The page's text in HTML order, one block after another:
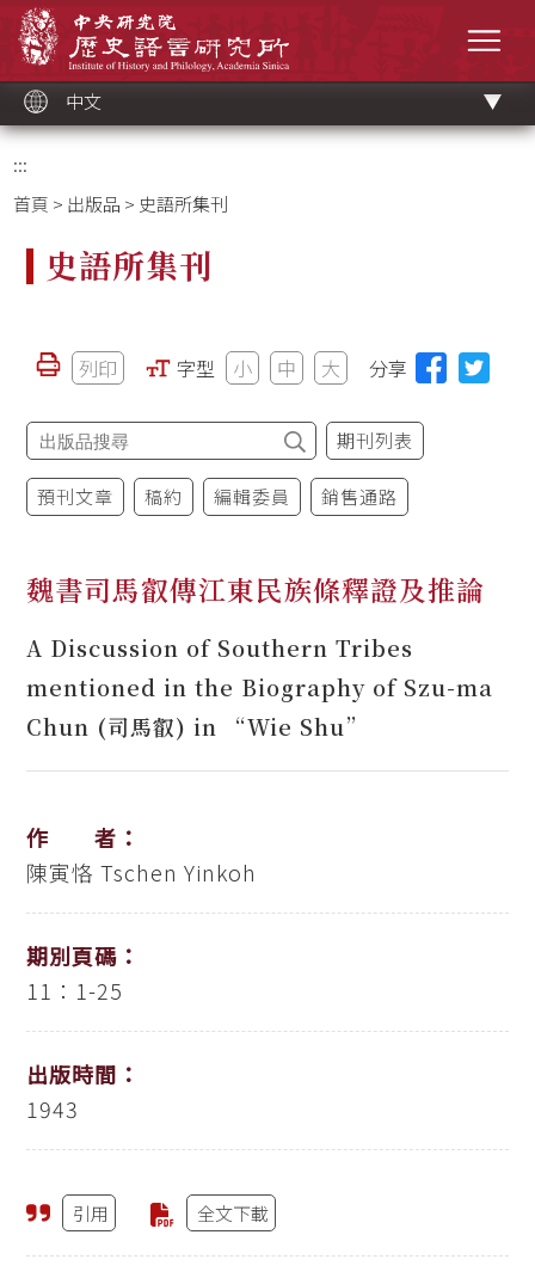
中文
:::
首頁 > 出版品 > 史語所集刊
史語所集刊
列印 字型 小 中 大 分享
期刊列表
預刊文章 稿約 編輯委員 銷售通路
魏書司馬叡傳江東民族條釋證及推論
A Discussion of Southern Tribes
mentioned in the Biography of Szu-ma
Chun (司馬叡) in “Wie Shu”
作 者：
陳寅恪 Tschen Yinkoh
期別頁碼：
11：1-25
出版時間：
1943
引用 全文下載